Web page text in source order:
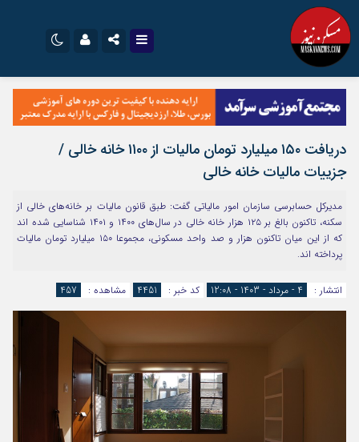
اینستاگرام
تلگرام
سروش
ایتا
آپارات
اپلیکیشن
نام کاربری یا نشانی ایمیل
رمز عبور
مرا به خاطر بسپار
دریافت ۱۵۰ میلیارد تومان مالیات از ۱۱۰۰ خانه خالی /
جزییات مالیات خانه خالی
مدیرکل حسابرسی سازمان امور مالیاتی گفت: طبق قانون مالیات بر خانه‌های خالی از
سکنه، تاکنون بالغ بر ۱۲۵ هزار خانه خالی در سال‌های ۱۴۰۰ و ۱۴۰۱ شناسایی شده اند
که از این میان تاکنون هزار و صد واحد مسکونی، مجموعا ۱۵۰ میلیارد تومان مالیات
پرداخته اند.
انتشار : 4 - مرداد - 1403 - 12:08 کد خبر : 4451 مشاهده : 457